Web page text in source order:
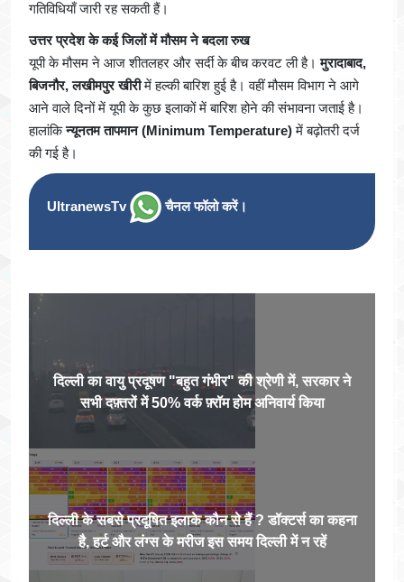
गतिविधियाँ जारी रह सकती हैं।
उत्तर प्रदेश के कई जिलों में मौसम ने बदला रुख
यूपी के मौसम ने आज शीतलहर और सर्दी के बीच करवट ली है।मुरादाबाद,
बिजनौर, लखीमपुर खीरीमें हल्की बारिश हुई है। वहीं मौसम विभाग ने आगे
आने वाले दिनों में यूपी के कुछ इलाकों में बारिश होने की संभावना जताई है।
हालांकिन्यूनतम तापमान (Minimum Temperature)में बढ़ोतरी दर्ज
की गई है।
UltranewsTv चैनल फॉलो करें।
दिल्ली का वायु प्रदूषण "बहुत गंभीर" की श्रेणी में, सरकार ने
सभी दफ़्तरों में 50% वर्क फ़्रॉम होम अनिवार्य किया
दिल्ली के सबसे प्रदूषित इलाके कौन से हैं ? डॉक्टर्स का कहना
है, हर्ट और लंग्स के मरीज इस समय दिल्ली में न रहें